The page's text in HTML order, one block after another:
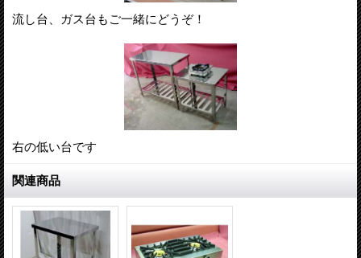
流し台、ガス台もご一緒にどうぞ！
右の低い台です
関連商品